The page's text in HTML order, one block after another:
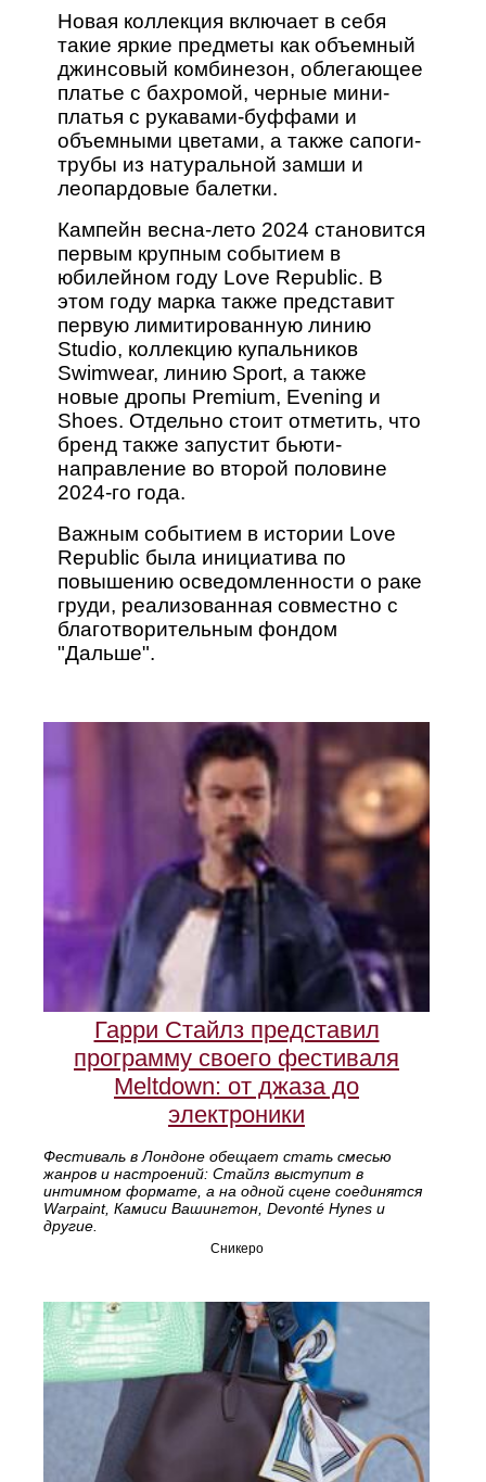
Новая коллекция включает в себя
такие яркие предметы как объемный
джинсовый комбинезон, облегающее
платье с бахромой, черные мини-
платья с рукавами-буффами и
объемными цветами, а также сапоги-
трубы из натуральной замши и
леопардовые балетки.
Кампейн весна-лето 2024 становится
первым крупным событием в
юбилейном году Love Republic. В
этом году марка также представит
первую лимитированную линию
Studio, коллекцию купальников
Swimwear, линию Sport, а также
новые дропы Premium, Evening и
Shoes. Отдельно стоит отметить, что
бренд также запустит бьюти-
направление во второй половине
2024-го года.
Важным событием в истории Love
Republic была инициатива по
повышению осведомленности о раке
груди, реализованная совместно с
благотворительным фондом
"Дальше".
Гарри Стайлз представил
программу своего фестиваля
Meltdown: от джаза до
электроники
Фестиваль в Лондоне обещает стать смесью
жанров и настроений: Стайлз выступит в
интимном формате, а на одной сцене соединятся
Warpaint, Камиси Вашингтон, Devonté Hynes и
другие.
Сникеро